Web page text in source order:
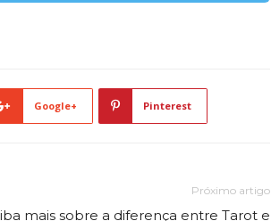
Google+ Pinterest
Próximo artigo
mais sobre a diferença entre Tarot e